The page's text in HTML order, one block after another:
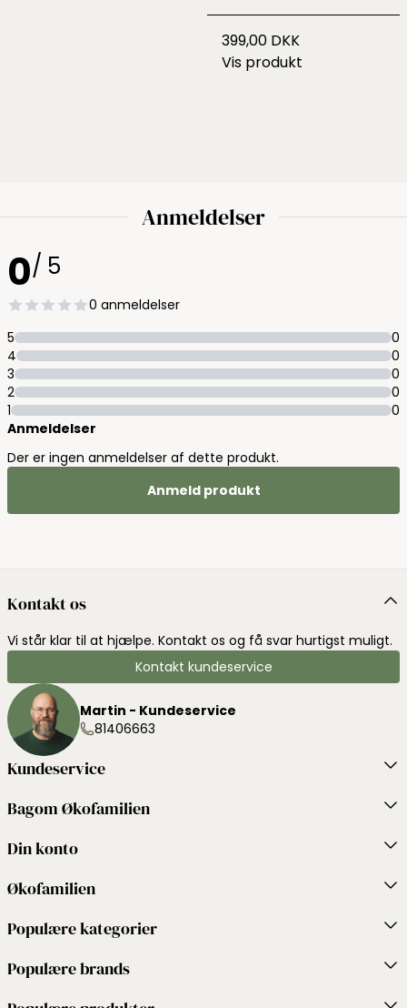
399,00 DKK
Vis produkt
Anmeldelser
0/ 5
0 anmeldelser
5
0
4
0
3
0
2
0
1
0
Anmeldelser
Der er ingen anmeldelser af dette produkt.
Anmeld produkt
Kontakt os
Vi står klar til at hjælpe. Kontakt os og få svar hurtigst muligt.
Kontakt kundeservice
Martin - Kundeservice
81406663
Kundeservice
Bagom Økofamilien
Din konto
Økofamilien
Populære kategorier
Populære brands